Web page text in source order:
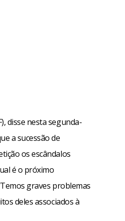
disse nesta segunda-
a sucessão de
os escândalos
é o próximo
graves problemas
deles associados à